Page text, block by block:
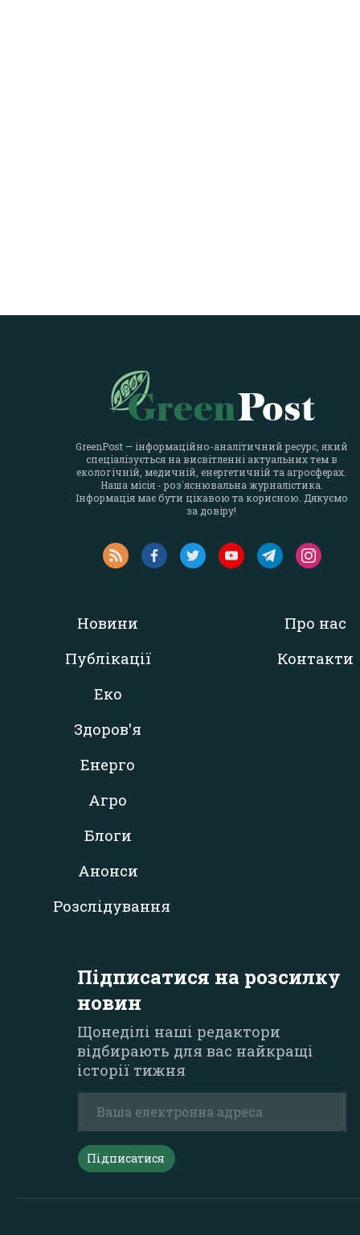
GreenPost — інформаційно-аналітичний ресурс, який
спеціалізується на висвітленні актуальних тем в
екологічній, медичній, енергетичній та агросферах.
Наша місія - роз`яснювальна журналістика.
Інформація має бути цікавою та корисною. Дякуємо
за довіру!
Новини
Публікації
Еко
Здоров'я
Енерго
Агро
Блоги
Анонси
Розслідування
Про нас
Контакти
Підписатися на розсилку
новин
Щонеділі наші редактори
відбирають для вас найкращі
історії тижня
Підписатися